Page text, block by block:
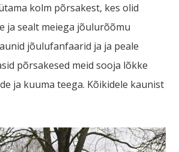
kolm põrsakest, kes olid
ja sealt meiega jõulurõõmu
jõulufanfaarid ja ja peale
põrsakesed meid sooja lõkke
ja kuuma teega. Kõikidele kaunist